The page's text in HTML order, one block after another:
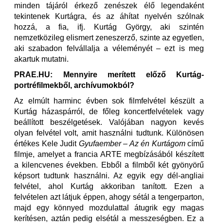
minden tájáról érkező zenészek élő legendaként
tekintenek Kurtágra, és az áhítat nyelvén szólnak
hozzá, a fia, ifj. Kurtág György, aki szintén
nemzetközileg elismert zeneszerző, szinte az egyetlen,
aki szabadon felvállalja a véleményét – ezt is meg
akartuk mutatni.
PRAE.HU: Mennyire merített előző Kurtág-
portréfilmekből, archívumokból?
Az elmúlt harminc évben sok filmfelvétel készült a
Kurtág házaspárról, de főleg koncertfelvételek vagy
beállított beszélgetések. Valójában nagyon kevés
olyan felvétel volt, amit használni tudtunk. Különösen
értékes Kele Judit Gyufaember – Az én Kurtágomcímű
filmje, amelyet a francia ARTE megbízásából készített
a kilencvenes években. Ebből a filmből két gyönyörű
képsort tudtunk használni. Az egyik egy dél-angliai
felvétel, ahol Kurtág akkoriban tanított. Ezen a
felvételen azt látjuk éppen, ahogy sétál a tengerparton,
majd egy könnyed mozdulattal átugrik egy magas
kerítésen, aztán pedig elsétál a messzeségben. Ez a